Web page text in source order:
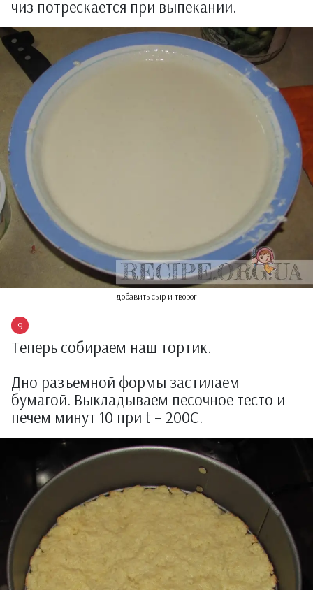
чиз потрескается при выпекании.
добавить сыр и творог
Теперь собираем наш тортик.
Дно разъемной формы застилаем
бумагой. Выкладываем песочное тесто и
печем минут 10 при t – 200С.